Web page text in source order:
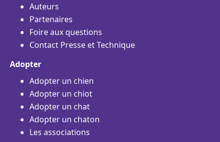
Auteurs
Partenaires
Foire aux questions
Contact Presse et Technique
Adopter
Adopter un chien
Adopter un chiot
Adopter un chat
Adopter un chaton
Les associations